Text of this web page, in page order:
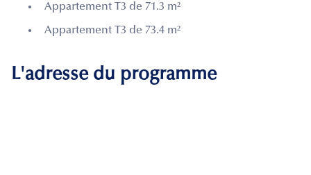
Appartement T3 de 71.3 m²
Appartement T3 de 73.4 m²
L'adresse du programme